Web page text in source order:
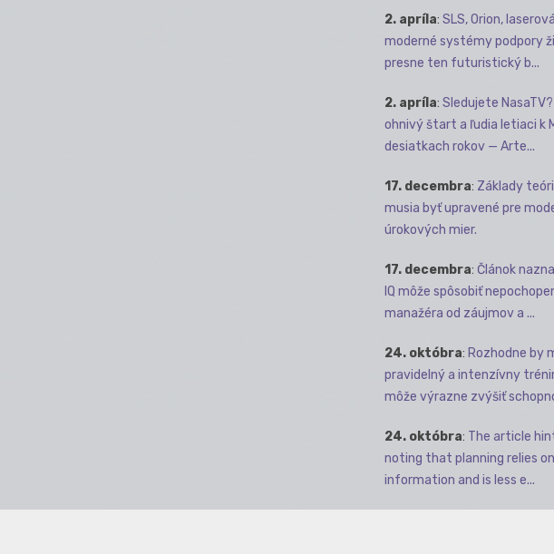
2. apríla: SLS, Orion,
moderné systémy podpory
presne ten futuristický b...
2. apríla: Sledujete
ohnivý štart a ľudia letiaci k
desiatkach rokov — Arte...
17. decembra: Základy
musia byť upravené pre
úrokových mier.
17. decembra: Článok
IQ môže spôsobiť
manažéra od záujmov a ...
24. októbra: Rozhodne by
pravidelný a intenzívny
môže výrazne zvýšiť
24. októbra: The article
noting that planning relies
information and is less e...